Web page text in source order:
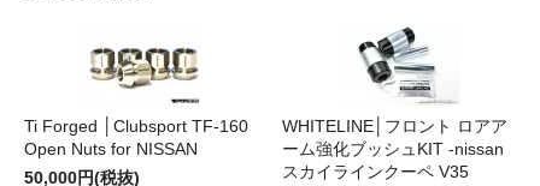
Ti Forged │Clubsport TF-160
Open Nuts for NISSAN
50,000円(税抜)
WHITELINE│フロント ロアア
ーム強化ブッシュKIT -nissan
スカイラインクーペ V35